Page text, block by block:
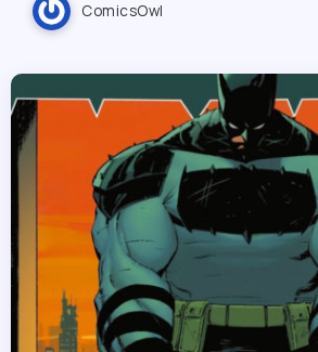
ComicsOwl